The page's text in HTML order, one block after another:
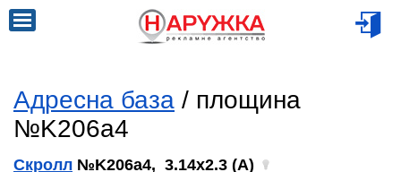
Адресна база / площина
№K206a4
Скролл №K206a4, 3.14x2.3 (A)